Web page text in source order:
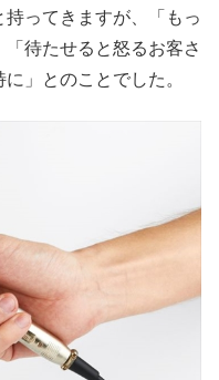
ってきますが、「もっ
待たせると怒るお客さ
」とのことでした。